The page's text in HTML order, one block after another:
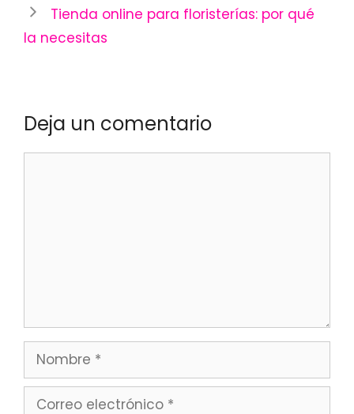
Navegación
de
entradas
Tienda online para floristerías: por qué
la necesitas
Deja un comentario
Nombre
Correo